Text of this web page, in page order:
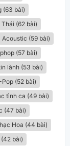
(63 bài)
Thái (62 bài)
Acoustic (59 bài)
(57 bài)
lành (53 bài)
Pop (52 bài)
tình ca (49 bài)
(47 bài)
Hoa (44 bài)
bài)